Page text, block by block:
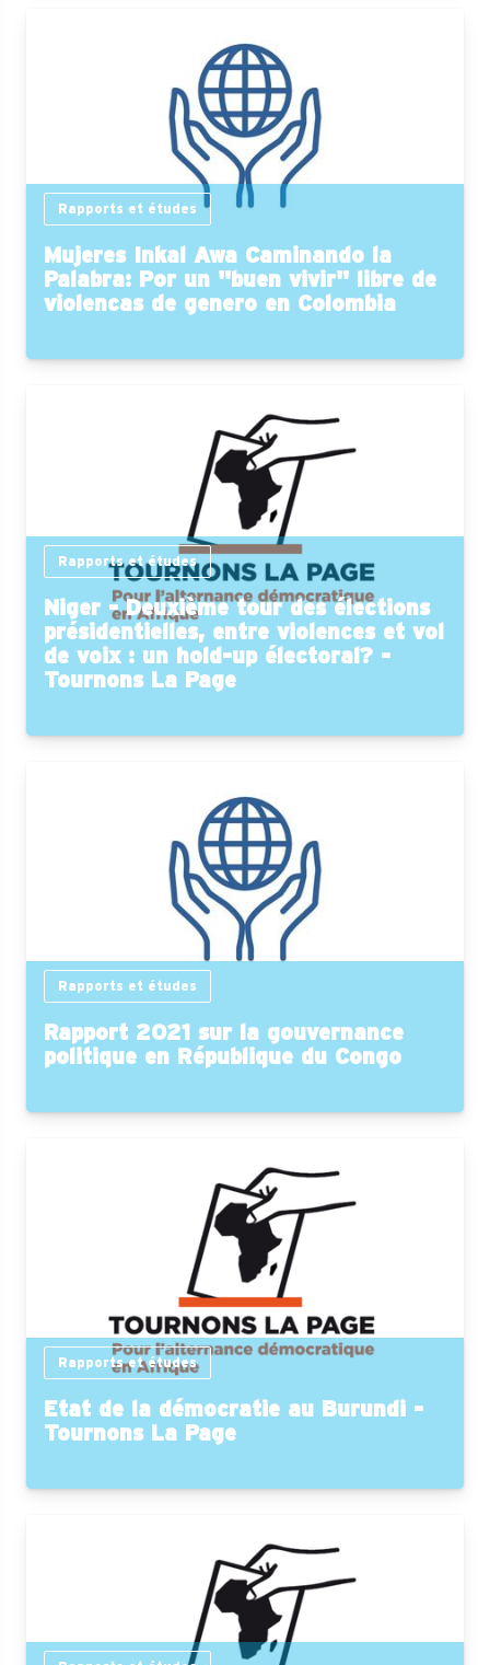
Rapports et études
Mujeres Inkal Awa Caminando la
Palabra: Por un "buen vivir" libre de
violencas de genero en Colombia
Rapports et études
Niger - Deuxième tour des élections
présidentielles, entre violences et vol
de voix : un hold-up électoral? -
Tournons La Page
Rapports et études
Rapport 2021 sur la gouvernance
politique en République du Congo
Rapports et études
Etat de la démocratie au Burundi -
Tournons La Page